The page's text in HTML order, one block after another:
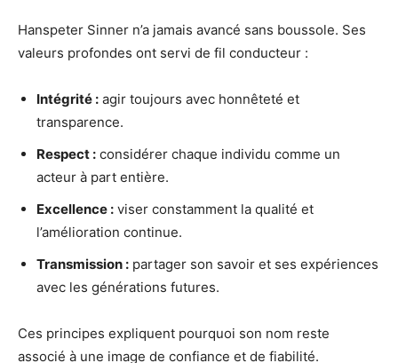
Hanspeter Sinner n’a jamais avancé sans boussole. Ses
valeurs profondes ont servi de fil conducteur :
Intégrité : agir toujours avec honnêteté et
transparence.
Respect : considérer chaque individu comme un
acteur à part entière.
Excellence : viser constamment la qualité et
l’amélioration continue.
Transmission : partager son savoir et ses expériences
avec les générations futures.
Ces principes expliquent pourquoi son nom reste
associé à une image de confiance et de fiabilité.